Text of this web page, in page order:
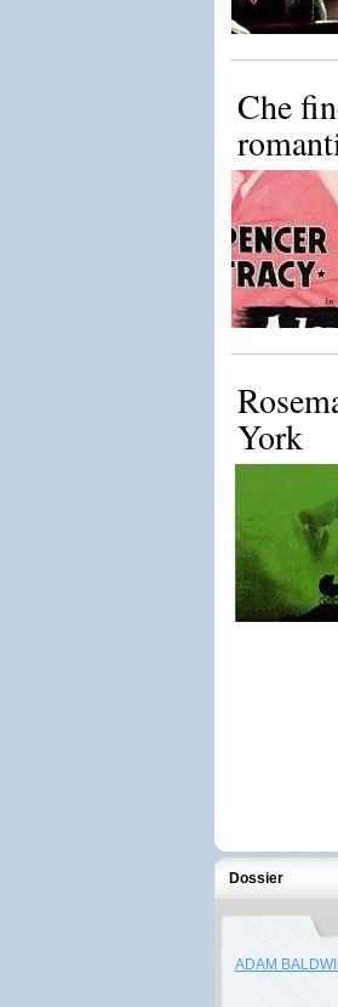
Che
York
Dossier
ADAM